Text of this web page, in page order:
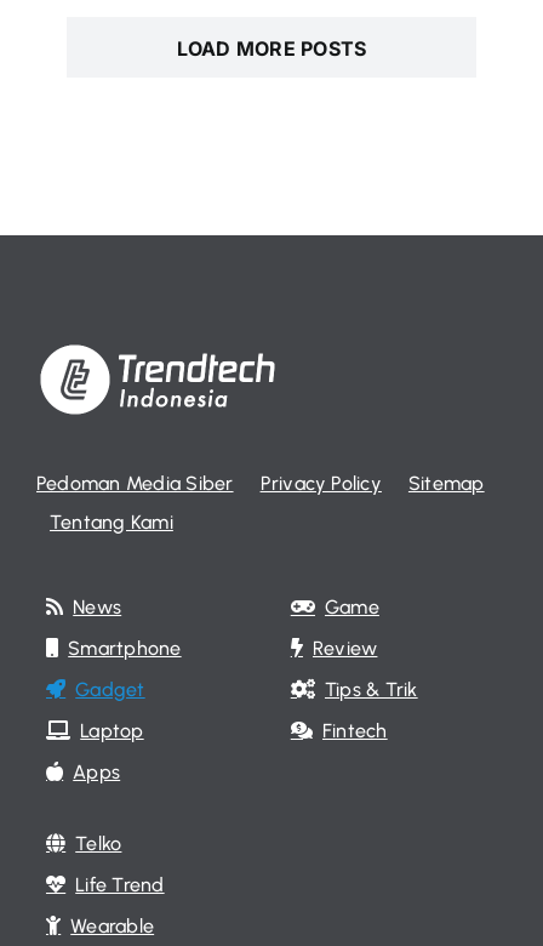
LOAD MORE POSTS
Pedoman Media Siber Privacy Policy
Sitemap
Tentang Kami
News
Smartphone
Gadget
Laptop
Apps
Game
Review
Tips & Trik
Fintech
Telko
Life Trend
Wearable